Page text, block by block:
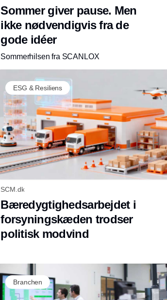
Sommer giver pause. Men
ikke nødvendigvis fra de
gode idéer
Sommerhilsen fra SCANLOX
ESG & Resiliens
SCM.dk
Bæredygtighedsarbejdet i
forsyningskæden trodser
politisk modvind
Branchen